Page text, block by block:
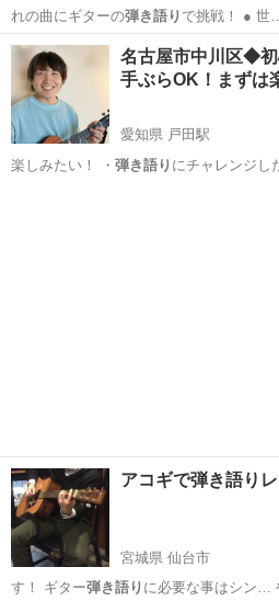
れの曲にギターの弾き語り で挑戦！ ● 世
ライブに出演！… 弾きながら歌う『弾き
人もギターの
弾き語りチャレンジしてみ
ースは、趣味の…
東京 新宿区 ギター
名古屋市中川区◆
手ぶらOK！まずは
愛知県 戸田駅
楽しみたい！ ・ 弾き語り にチャレンジ
アコギで弾き語り
宮城県 仙台市
す！ ギター弾き語り に必要な事はシン…